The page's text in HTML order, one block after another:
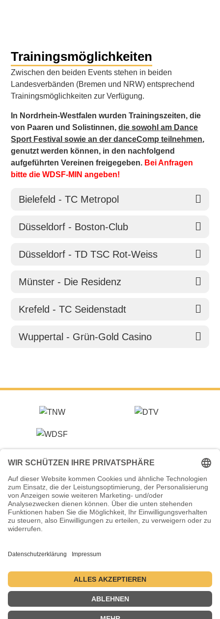
Trainingsmöglichkeiten
Zwischen den beiden Events stehen in beiden
Landesverbänden (Bremen und NRW) entsprechend
Trainingsmöglichkeiten zur Verfügung.
In Nordrhein-Westfalen wurden Trainingszeiten, die
von Paaren und Solistinnen,die sowohl am Dance
Sport Festival sowie an der danceComp teilnehmen,
genutzt werden können, in den nachfolgend
aufgeführten Vereinen freigegeben. Bei Anfragen
bitte die WDSF-MIN angeben!
Bielefeld - TC Metropol
Düsseldorf - Boston-Club
Düsseldorf - TD TSC Rot-Weiss
Münster - Die Residenz
Krefeld - TC Seidenstadt
Wuppertal - Grün-Gold Casino
Veranstalter (Ausrichter):
Tanzsportverband Nordrhein-Westfalen e.V.
Veranstaltungsort:
Historische Stadthalle Wuppertal
Johannisberg 40
42103 Wuppertal
2.–5. Juli 2026 ・ 1.–4. Juli 2027 ・ 6.–9. Juli 2028